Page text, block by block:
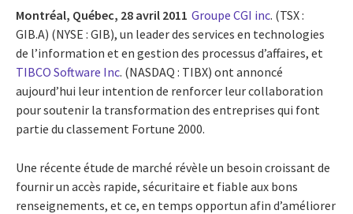
Montréal, Québec, 28 avril 2011 Groupe CGI inc. (TSX :
GIB.A) (NYSE : GIB), un leader des services en technologies
de l’information et en gestion des processus d’affaires, et
TIBCO Software Inc. (NASDAQ : TIBX) ont annoncé
aujourd’hui leur intention de renforcer leur collaboration
pour soutenir la transformation des entreprises qui font
partie du classement Fortune 2000.
Une récente étude de marché révèle un besoin croissant de
fournir un accès rapide, sécuritaire et fiable aux bons
renseignements, et ce, en temps opportun afin d’améliorer